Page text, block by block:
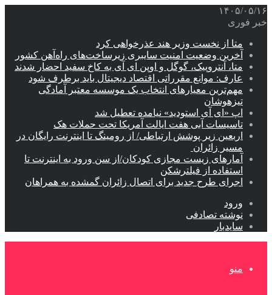
۱۴۰۵/۰۵/۱۶
خبر فوری
متا از نخست وزیر هند عذرخواهی کرد
آخرین وضعیت امنیت سایبری زیرساخت‌های راه‌آهن کشور
متا، آنتروپیک، گوگل و اوپن ای آی به کاخ سفید احضار شدند
عارف: موانع مقرراتی اقتصاد دیجیتال باید برطرف شود
مهم‌ترین معیارهای انتخاب یک موسسه معتبر آمادگی
تیزهوشان
اپ «ای آی استودید» نیامده تعطیل شد
تاسیسات آبی هفت ایالت آمریکا تحت حملات هک
اربعین زیر پوشش ارتباطی/ از رومینگ تا اینترنت رایگان در
مسیر زائران
آمارهای زیست مجازی کودکان/از سن ورود به اینترنت تا
استفاده از فیلترشکن
اجرای طرح جدید برای اتصال زائران گمشده به همراهان
ورود
نوشته تصادفی
سایدبار
منو